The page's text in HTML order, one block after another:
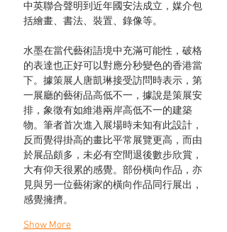
中英聯合聲明到近年國安法成立，媒介包
括繪畫、書法、裝置、錄像等。
水墨在當代藝術語境中充滿可能性，破格
的表達也正好可以對應分秒變色的香港當
下。據策展人唐凱琳接受訪問時表示，第
一展廳的藝術品高低不一，據說是策展安
排，象徵有如維港兩岸高低不一的建築
物。筆者首次進入展場時未知有此設計，
反而覺得掛高的畫比平常展覽更高，而由
於展品頗多，未必有空間退後數步欣賞，
大有仰天很累的感覺。部份橫向作品，亦
見與另一位藝術家的橫向作品同行展出，
感覺擁擠。
Show More